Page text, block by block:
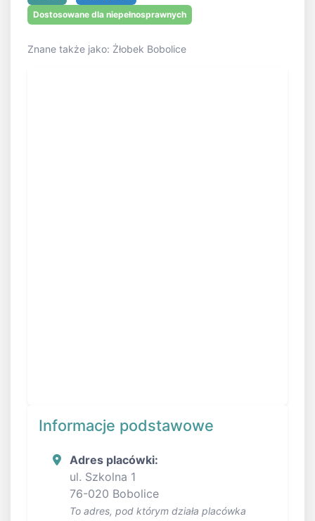
Dostosowane dla niepełnosprawnych
Znane także jako: Żłobek Bobolice
Informacje podstawowe
Adres placówki:
ul. Szkolna 1
76-020 Bobolice
To adres, pod którym działa placówka